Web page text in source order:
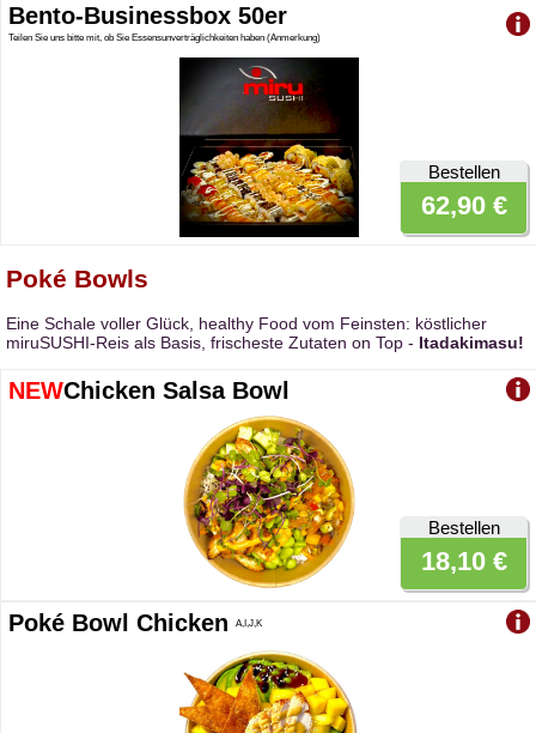
Bento-Businessbox 50er
Teilen Sie uns bitte mit, ob Sie Essensunverträglichkeiten haben (Anmerkung)
Bestellen
62,90 €
Poké Bowls
Eine Schale voller Glück, healthy Food vom Feinsten: köstlicher
miruSUSHI-Reis als Basis, frischeste Zutaten on Top - Itadakimasu!
NEWChicken Salsa Bowl
Bestellen
18,10 €
Poké Bowl Chicken A,I,J,K